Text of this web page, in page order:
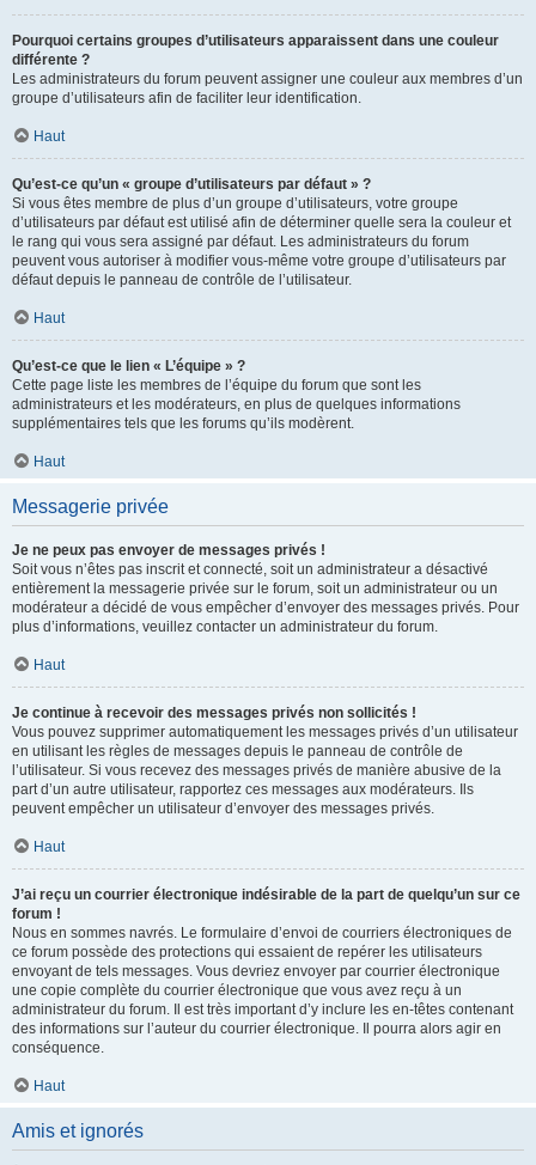
Pourquoi certains groupes d’utilisateurs apparaissent dans une couleur
différente ?
Les administrateurs du forum peuvent assigner une couleur aux membres d’un
groupe d’utilisateurs afin de faciliter leur identification.
Haut
Qu’est-ce qu’un « groupe d’utilisateurs par défaut » ?
Si vous êtes membre de plus d’un groupe d’utilisateurs, votre groupe
d’utilisateurs par défaut est utilisé afin de déterminer quelle sera la couleur et
le rang qui vous sera assigné par défaut. Les administrateurs du forum
peuvent vous autoriser à modifier vous-même votre groupe d’utilisateurs par
défaut depuis le panneau de contrôle de l’utilisateur.
Haut
Qu’est-ce que le lien « L’équipe » ?
Cette page liste les membres de l’équipe du forum que sont les
administrateurs et les modérateurs, en plus de quelques informations
supplémentaires tels que les forums qu’ils modèrent.
Haut
Messagerie privée
Je ne peux pas envoyer de messages privés !
Soit vous n’êtes pas inscrit et connecté, soit un administrateur a désactivé
entièrement la messagerie privée sur le forum, soit un administrateur ou un
modérateur a décidé de vous empêcher d’envoyer des messages privés. Pour
plus d’informations, veuillez contacter un administrateur du forum.
Haut
Je continue à recevoir des messages privés non sollicités !
Vous pouvez supprimer automatiquement les messages privés d’un utilisateur
en utilisant les règles de messages depuis le panneau de contrôle de
l’utilisateur. Si vous recevez des messages privés de manière abusive de la
part d’un autre utilisateur, rapportez ces messages aux modérateurs. Ils
peuvent empêcher un utilisateur d’envoyer des messages privés.
Haut
J’ai reçu un courrier électronique indésirable de la part de quelqu’un sur ce
forum !
Nous en sommes navrés. Le formulaire d’envoi de courriers électroniques de
ce forum possède des protections qui essaient de repérer les utilisateurs
envoyant de tels messages. Vous devriez envoyer par courrier électronique
une copie complète du courrier électronique que vous avez reçu à un
administrateur du forum. Il est très important d’y inclure les en-têtes contenant
des informations sur l’auteur du courrier électronique. Il pourra alors agir en
conséquence.
Haut
Amis et ignorés